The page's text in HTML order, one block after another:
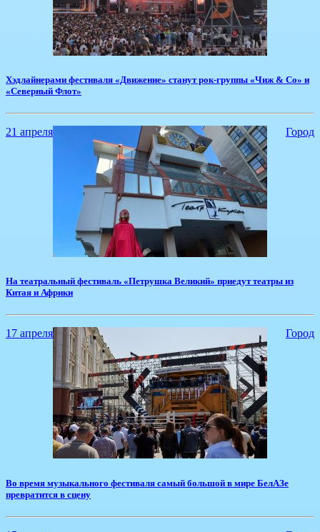
​Хэдлайнерами фестиваля «Движение» станут рок-группы «Чиж & Co» и
«Северный Флот»
21 апреля Город
​На театральный фестиваль «Петрушка Великий» приедут театры из
Китая и Африки
17 апреля Город
​Во время музыкального фестиваля самый большой в мире БелАЗе
превратится в сцену